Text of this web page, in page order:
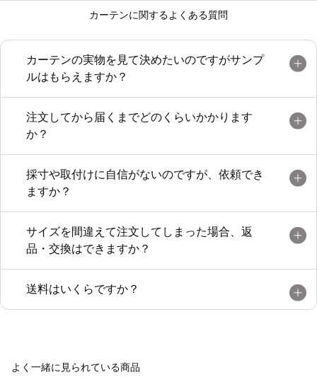
カーテンに関するよくある質問
カーテンの実物を見て決めたいのですがサンプ
ルはもらえますか？
注文してから届くまでどのくらいかかります
か？
採寸や取付けに自信がないのですが、依頼でき
ますか？
サイズを間違えて注文してしまった場合、返
品・交換はできますか？
送料はいくらですか？
よく一緒に見られている商品